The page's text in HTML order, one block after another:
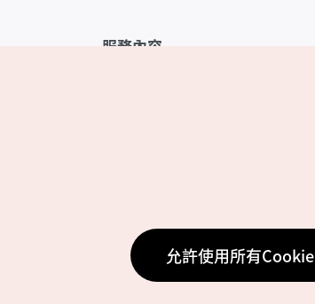
服務內容
位置資訊服務使用條款
個人位置資訊處理方針
允許使用所有Cookie